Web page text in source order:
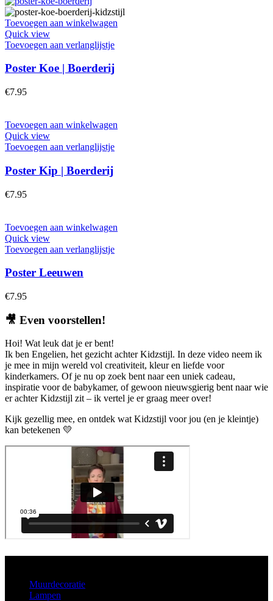
Toevoegen aan winkelwagen
Quick view
Toevoegen aan verlanglijstje
Poster Koe | Boerderij
€7.95
Toevoegen aan winkelwagen
Quick view
Toevoegen aan verlanglijstje
Poster Kip | Boerderij
€7.95
Toevoegen aan winkelwagen
Quick view
Toevoegen aan verlanglijstje
Poster Leeuwen
€7.95
🎥 Even voorstellen!
Hoi! Wat leuk dat je er bent!
Ik ben Engelien, het gezicht achter Kidzstijl. In deze video neem ik
je mee in mijn wereld vol creativiteit, kleur en liefde voor
kinderkamers. Of je nu op zoek bent naar een uniek cadeau,
inspiratie voor de babykamer, of gewoon nieuwsgierig bent naar wie
er achter Kidzstijl zit – ik vertel je er graag meer over!
Kijk gezellig mee, en ontdek wat Kidzstijl voor jou (en je kleintje)
kan betekenen 💛
Muurdecoratie
Lampen